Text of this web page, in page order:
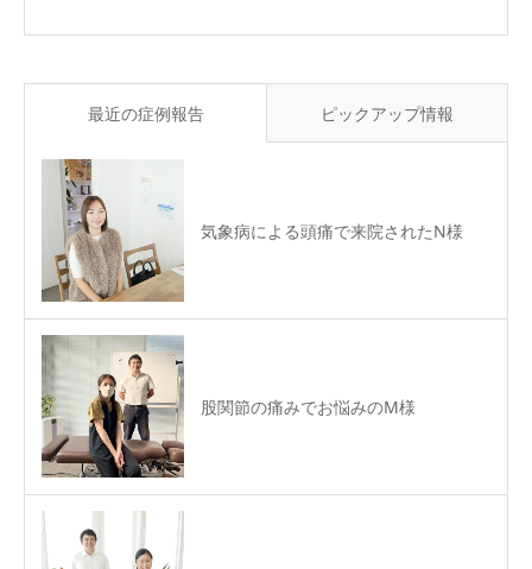
最近の症例報告 ピックアップ情報
気象病による頭痛で来院されたN様
股関節の痛みでお悩みのM様